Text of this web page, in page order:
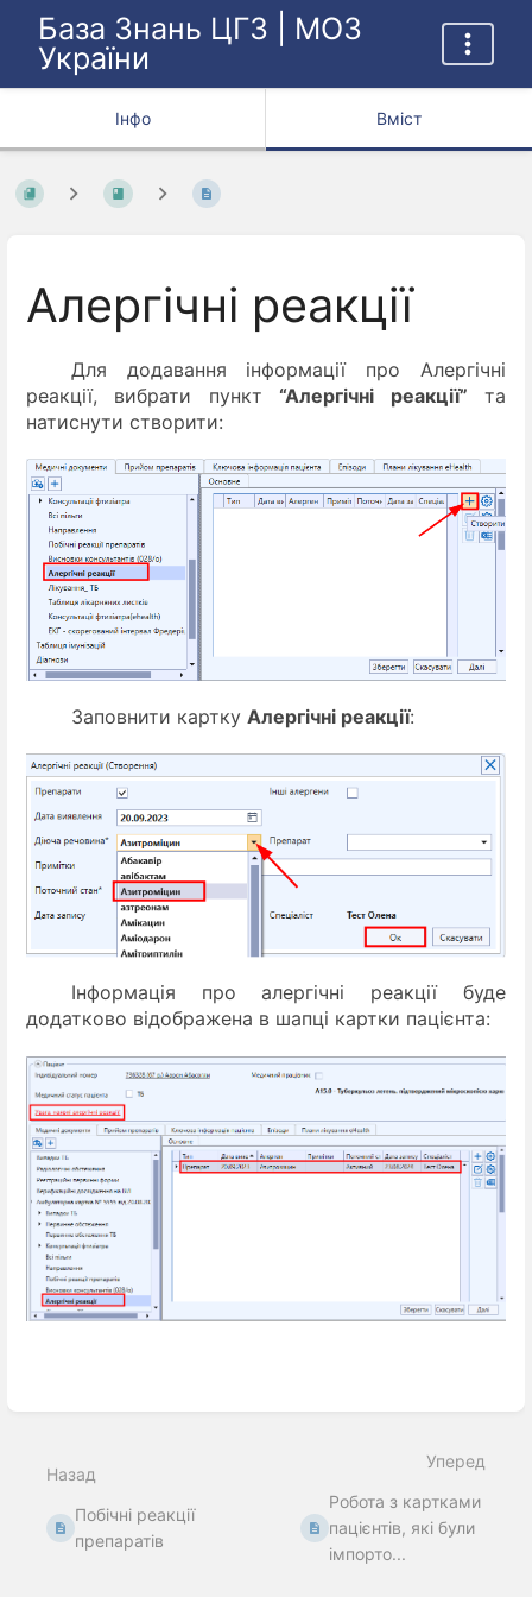
База Знань ЦГЗ | МОЗ
України
Інфо Вміст
Алергічні реакції
Для додавання інформації про Алергічні
реакції, вибрати пункт “Алергічні реакції” та
натиснути створити:
Заповнити картку Алергічні реакції:
Інформація про алергічні реакції буде
додатково відображена в шапці картки пацієнта:
розділу
Назад
Побічні реакції
препаратів
Уперед
Робота з картками
пацієнтів, які були
імпорто...